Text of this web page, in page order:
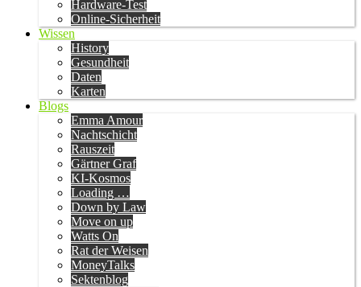
Hardware-Test
Online-Sicherheit
Wissen
History
Gesundheit
Daten
Karten
Blogs
Emma Amour
Nachtschicht
Rauszeit
Gärtner Graf
KI-Kosmos
Loading …
Down by Law
Move on up
Watts On
Rat der Weisen
MoneyTalks
Sektenblog